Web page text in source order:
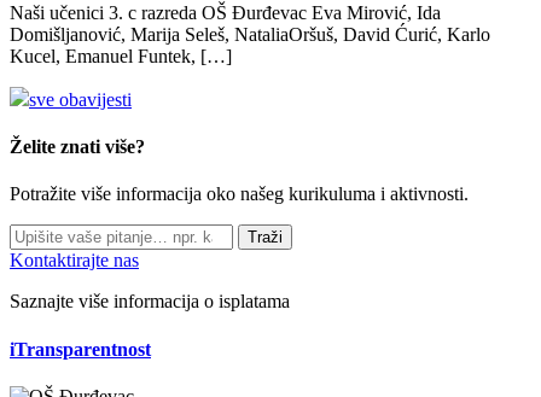
Naši učenici 3. c razreda OŠ Đurđevac Eva Mirović, Ida
Domišljanović, Marija Seleš, NataliaOršuš, David Ćurić, Karlo
Kucel, Emanuel Funtek, […]
sve obavijesti
Želite znati više?
Potražite više informacija oko našeg kurikuluma i aktivnosti.
Traži
Kontaktirajte nas
Saznajte više informacija o isplatama
iTransparentnost